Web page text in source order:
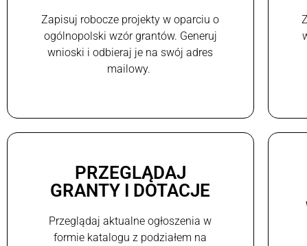
Zapisuj robocze projekty w oparciu o
ogólnopolski wzór grantów. Generuj
wnioski i odbieraj je na swój adres
mailowy.
PRZEGLĄDAJ
GRANTY I DOTACJE
Przeglądaj aktualne ogłoszenia w
formie katalogu z podziałem na